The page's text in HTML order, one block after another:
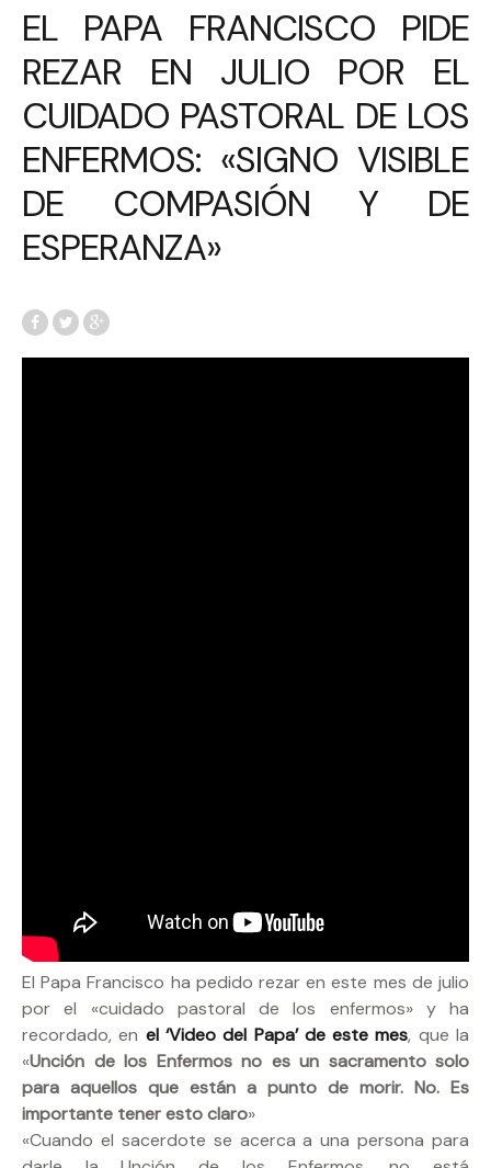
EL PAPA FRANCISCO PIDE
REZAR EN JULIO POR EL
CUIDADO PASTORAL DE LOS
ENFERMOS: «SIGNO VISIBLE
DE COMPASIÓN Y DE
ESPERANZA»
El Papa Francisco ha pedido rezar en este mes de julio
por el «cuidado pastoral de los enfermos» y ha
recordado, en el ‘Video del Papa’ de este mes, que la
«Unción de los Enfermos no es un sacramento solo
para aquellos que están a punto de morir. No. Es
importante tener esto claro»
«Cuando el sacerdote se acerca a una persona para